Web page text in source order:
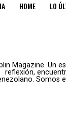
HOME LO
Magazine. Un
reflexión,
Somos